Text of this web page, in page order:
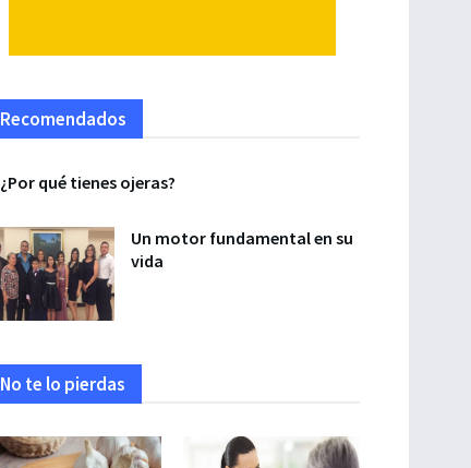
Recomendados
¿Por qué tienes ojeras?
Un motor fundamental en su
vida
No te lo pierdas